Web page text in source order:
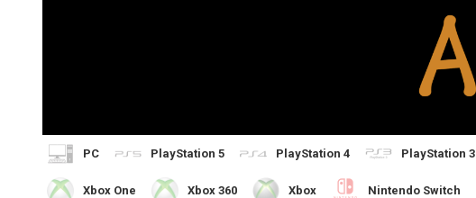
PC PlayStation 5 PlayStation 4 PlayStation 3
Xbox One Xbox 360 Xbox Nintendo Switch